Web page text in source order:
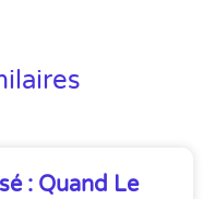
: Quand Le